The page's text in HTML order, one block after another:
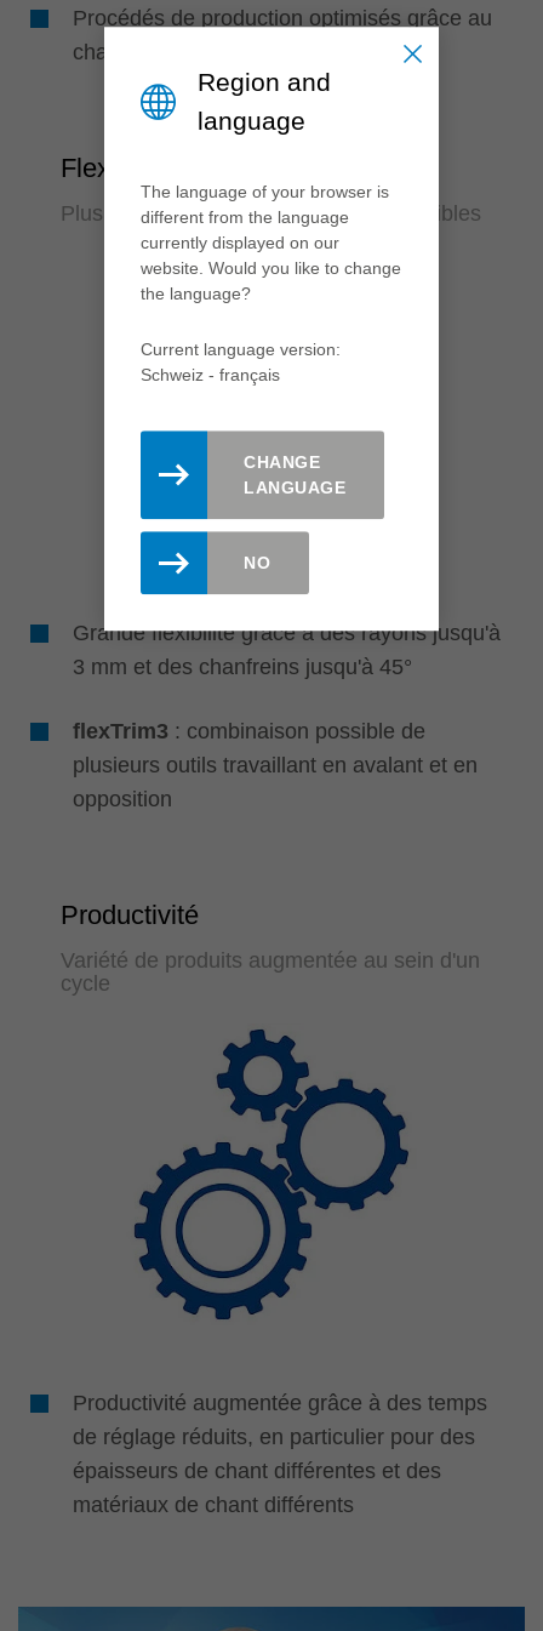
Procédés de production optimisés grâce au
changement de profil automatique
Flexibilité
Plusieurs combinaisons de profils possibles
Grande flexibilité grâce à des rayons jusqu'à
3 mm et des chanfreins jusqu'à 45°
flexTrim3 : combinaison possible de
plusieurs outils travaillant en avalant et en
opposition
Productivité
Variété de produits augmentée au sein d'un
cycle
Productivité augmentée grâce à des temps
de réglage réduits, en particulier pour des
épaisseurs de chant différentes et des
matériaux de chant différents
Region and
language
The language of your browser is
different from the language
currently displayed on our
website. Would you like to change
the language?
Current language version:
Schweiz - français
CHANGE
LANGUAGE
NO